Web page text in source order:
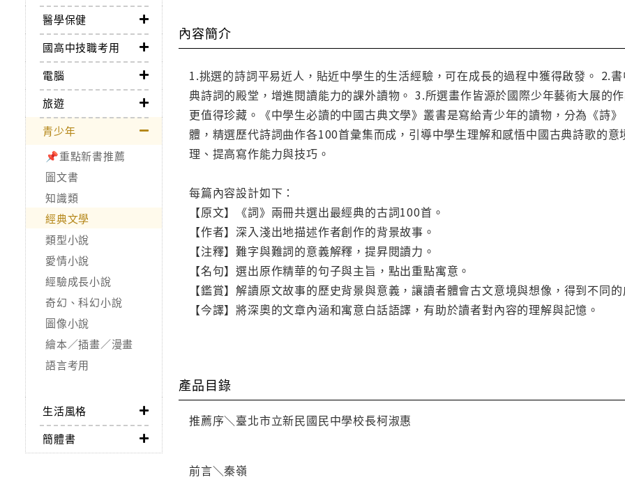
醫學保健
國高中技職考用
電腦
旅遊
青少年
📌重點新書推薦
圖文書
知識類
經典文學
類型小說
愛情小說
經驗成長小說
奇幻、科幻小說
圖像小說
繪本／插畫／漫畫
語言考用
生活風格
簡體書
內容簡介
1.挑選的詩詞平易近人，貼近中學生的生活經驗，可在成長的過程中獲得啟發。 2.
典詩詞的殿堂，增進閱讀能力的課外讀物。 3.所選畫作皆源於國際少年藝術大展的
更值得珍藏。《中學生必讀的中國古典文學》叢書是寫給青少年的讀物，分為《詩
體，精選歷代詩詞曲作各100首彙集而成，引導中學生理解和感悟中國古典詩歌的
理、提高寫作能力與技巧。
每篇內容設計如下：
【原文】《詞》兩冊共選出最經典的古詞100首。
【作者】深入淺出地描述作者創作的背景故事。
【注釋】難字與難詞的意義解釋，提昇閱讀力。
【名句】選出原作精華的句子與主旨，點出重點寓意。
【鑑賞】解讀原文故事的歷史背景與意義，讓讀者體會古文意境與想像，得到不同的
【今譯】將深奧的文章內涵和寓意白話語譯，有助於讀者對內容的理解與記憶。
產品目錄
推薦序＼臺北市立新民國民中學校長柯淑惠
前言＼秦嶺